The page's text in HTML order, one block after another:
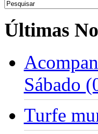
Últimas
Sábado
Turfe